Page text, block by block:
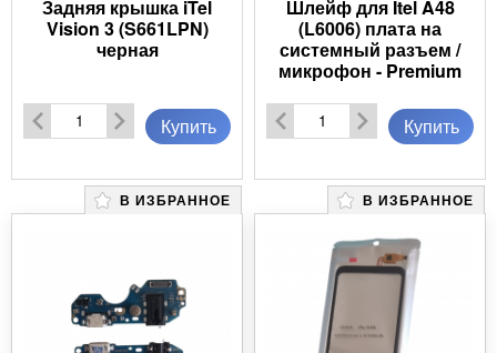
Задняя крышка iTel
Vision 3 (S661LPN)
черная
Купить
Шлейф для Itel A48
(L6006) плата на
системный разъем /
микрофон - Premium
Купить
В ИЗБРАННОЕ В ИЗБРАННОЕ